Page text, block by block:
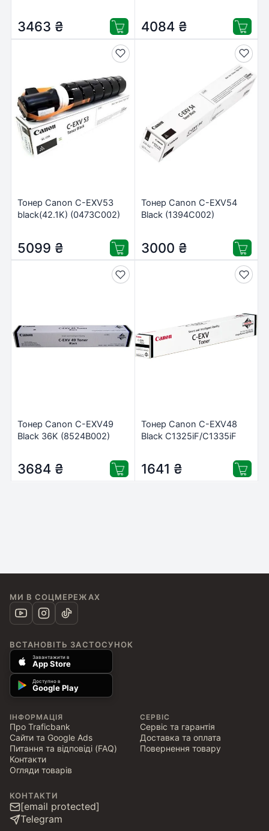
3463 ₴ 4084 ₴
Тонер Canon C-EXV53
black(42.1K) (0473C002)
5099 ₴
Тонер Canon C-EXV54
Black (1394C002)
3000 ₴
Тонер Canon C-EXV49
Black 36K (8524B002)
3684 ₴
Тонер Canon C-EXV48
Black C1325iF/C1335iF
1641 ₴
МИ В СОЦМЕРЕЖАХ
ВСТАНОВІТЬ ЗАСТОСУНОК
Завантажити в
App Store
Доступно в
Google Play
ІНФОРМАЦІЯ
Про Traficbank
Сайти та Google Ads
Питання та відповіді (FAQ)
Контакти
Огляди товарів
СЕРВІС
Сервіс та гарантія
Доставка та оплата
Повернення товару
КОНТАКТИ
[email protected]
Telegram